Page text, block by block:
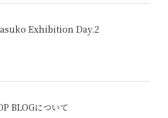
Exhibition Day.2
BLOGについて